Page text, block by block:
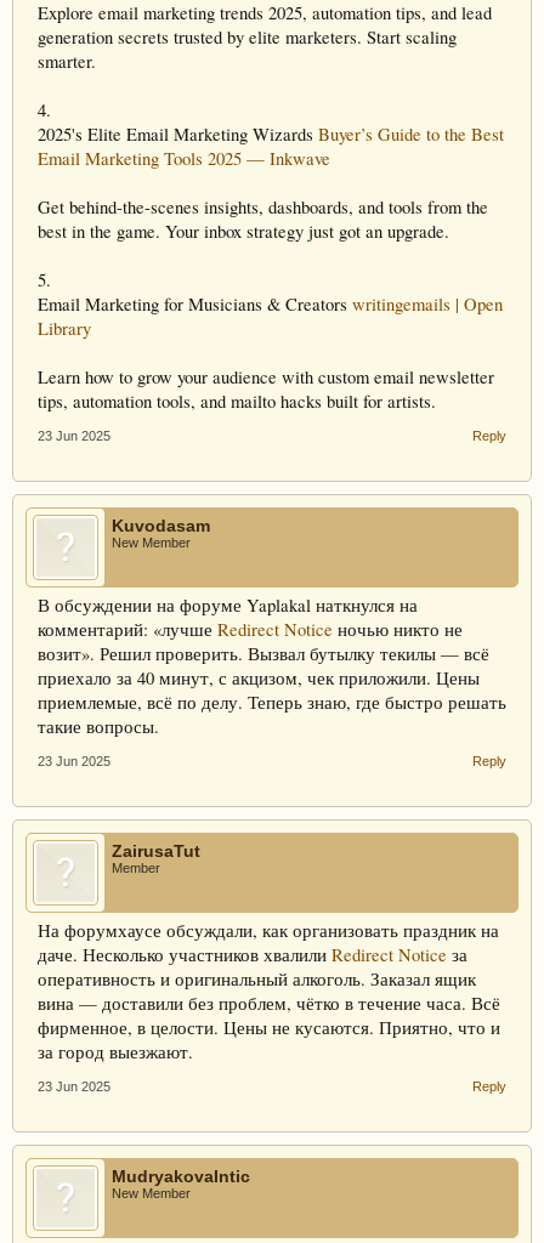
Explore email marketing trends 2025, automation tips, and lead
generation secrets trusted by elite marketers. Start scaling
smarter.
4.
2025's Elite Email Marketing Wizards Buyer’s Guide to the Best
Email Marketing Tools 2025 — Inkwave
Get behind-the-scenes insights, dashboards, and tools from the
best in the game. Your inbox strategy just got an upgrade.
5.
Email Marketing for Musicians & Creators writingemails | Open
Library
Learn how to grow your audience with custom email newsletter
tips, automation tools, and mailto hacks built for artists.
23 Jun 2025 Reply
Kuvodasam
New Member
В обсуждении на форуме Yaplakal наткнулся на
комментарий: «лучше Redirect Notice ночью никто не
возит». Решил проверить. Вызвал бутылку текилы — всё
приехало за 40 минут, с акцизом, чек приложили. Цены
приемлемые, всё по делу. Теперь знаю, где быстро решать
такие вопросы.
23 Jun 2025 Reply
ZairusaTut
Member
На форумхаусе обсуждали, как организовать праздник на
даче. Несколько участников хвалили Redirect Notice за
оперативность и оригинальный алкоголь. Заказал ящик
вина — доставили без проблем, чётко в течение часа. Всё
фирменное, в целости. Цены не кусаются. Приятно, что и
за город выезжают.
23 Jun 2025 Reply
MudryakovaIntic
New Member